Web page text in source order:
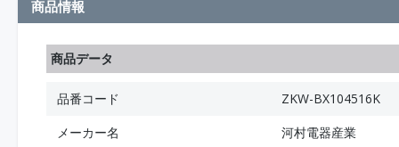
商品情報
商品データ
品番コード
ZKW-BX104516K
メーカー名
河村電器産業